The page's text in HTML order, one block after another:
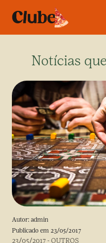
Notícias
Autor: admin
Publicado em 23/05/2017
23/05/2017 -OUTROS